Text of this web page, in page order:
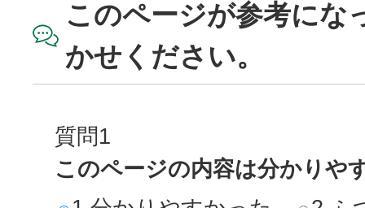
このページが参考にな
かせください。
質問1
このページの内容は分かりや